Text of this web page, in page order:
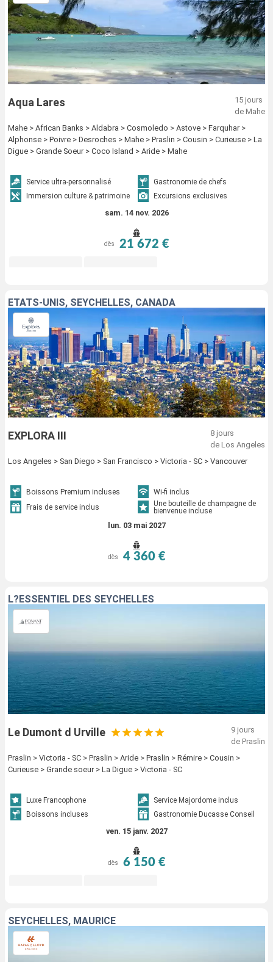
Aqua Lares
15 jours
de Mahe
Mahe > African Banks > Aldabra > Cosmoledo > Astove > Farquhar >
Alphonse > Poivre > Desroches > Mahe > Praslin > Cousin > Curieuse > La
Digue > Grande Soeur > Coco Island > Aride > Mahe
Service ultra-personnalisé
Gastronomie de chefs
Immersion culture & patrimoine
Excursions exclusives
sam. 14 nov. 2026
dès 21 672 €
ÉTATS-UNIS, SEYCHELLES, CANADA
EXPLORA III
8 jours
de Los Angeles
Los Angeles > San Diego > San Francisco > Victoria - SC > Vancouver
Boissons Premium incluses
Wi-fi inclus
Frais de service inclus
Une bouteille de champagne de
bienvenue incluse
lun. 03 mai 2027
dès 4 360 €
L?ESSENTIEL DES SEYCHELLES
Le Dumont d Urville
9 jours
de Praslin
Praslin > Victoria - SC > Praslin > Aride > Praslin > Rémire > Cousin >
Curieuse > Grande soeur > La Digue > Victoria - SC
Luxe Francophone
Service Majordome inclus
Boissons incluses
Gastronomie Ducasse Conseil
ven. 15 janv. 2027
dès 6 150 €
SEYCHELLES, MAURICE